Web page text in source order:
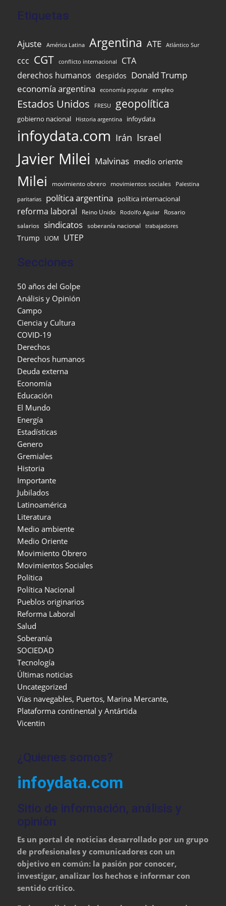
Etiquetas
Ajuste América Latina Argentina ATE Atlántico Sur
ccc CGT conflicto internacional
CTA
derechos humanos despidos Donald Trump
economía argentina
economía popular empleo
Estados Unidos FRESU geopolítica
gobierno nacional Historia argentina infoydata
infoydata.com Irán Israel
Javier Milei Malvinas medio oriente
Milei movimiento obrero movimientos sociales Palestina
paritarias política argentina política internacional
reforma laboral Reino Unido Rodolfo Aguiar Rosario
salarios sindicatos soberanía nacional trabajadores
Trump UOM UTEP
Secciones
50 años del Golpe
Análisis y Opinión
Campo
Ciencia y Cultura
COVID-19
Derechos
Derechos humanos
Deuda externa
Economía
Educación
El Mundo
Energía
Estadísticas
Genero
Gremiales
Historia
Importante
Jubilados
Latinoamérica
Literatura
Medio ambiente
Medio Oriente
Movimiento Obrero
Movimientos Sociales
Política
Política Nacional
Pueblos originarios
Reforma Laboral
Salud
Soberanía
SOCIEDAD
Tecnología
Últimas noticias
Uncategorized
Vías navegables, Puertos, Marina Mercante,
Plataforma continental y Antártida
Vicentin
¿Quienes somos?
infoydata.com
Sitio de información, análisis y
opinión
Es un portal de noticias desarrollado por un grupo
de profesionales y comunicadores con un
objetivo en común: la pasión por conocer,
investigar, analizar los hechos e informar con
sentido crítico.